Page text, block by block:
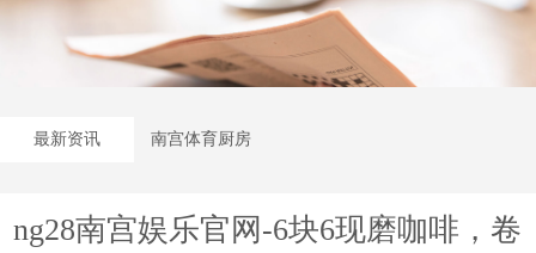
最新资讯 南宫体育厨房
ng28南宫娱乐官网-6块6现磨咖啡，卷